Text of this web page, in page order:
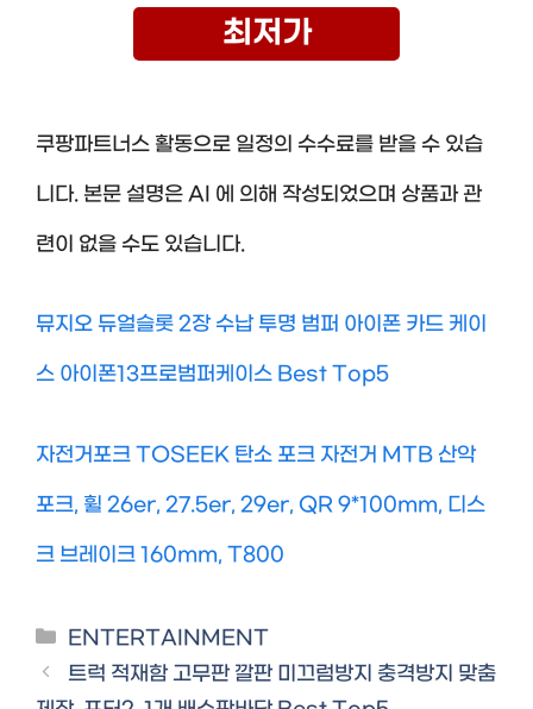
최저가
쿠팡파트너스 활동으로 일정의 수수료를 받을 수 있습
니다. 본문 설명은 AI 에 의해 작성되었으며 상품과 관
련이 없을 수도 있습니다.
뮤지오 듀얼슬롯 2장 수납 투명 범퍼 아이폰 카드 케이
스 아이폰13프로범퍼케이스 Best Top5
자전거포크 TOSEEK 탄소 포크 자전거 MTB 산악
포크, 휠 26er, 27.5er, 29er, QR 9*100mm, 디스
크 브레이크 160mm, T800
Categories
ENTERTAINMENT
트럭 적재함 고무판 깔판 미끄럼방지 충격방지 맞춤